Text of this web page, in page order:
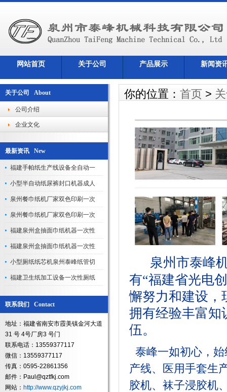
网站首页 关于公司 产品展示 新闻资
关于公司 About
公司介绍
企业文化
最新资讯 New
福建手帕纸生产线设备全自动一
小型半自动纸尿裤封口机器成人
泉州餐巾纸机厂家双色印刷一次
泉州餐巾纸机厂家双色印刷一次
福建泉州盒抽面巾纸机器一次性
福建泉州盒抽面巾纸机器一次性
小型厕纸纸芯机泉州泰峰纸管切
福建卫生纸加工设备一次性厕纸
联系我们 Contact
地址：福建省南安市霞美镇金河大道
31 号 4号厂房3 号门
联系电话：13559377117
微信：13559377117
传真：0595-22861356
邮件：Paul@qztfkj.com
网站： http://www.qzyjkj.com
你的位置： 首页 >
泉州市泰峰
有“福建省光电
懈努力和建设，
拥有经验丰富知
伍。
泰峰一如初心，
产线、
医用手套生
胶机、袜子浸胶机